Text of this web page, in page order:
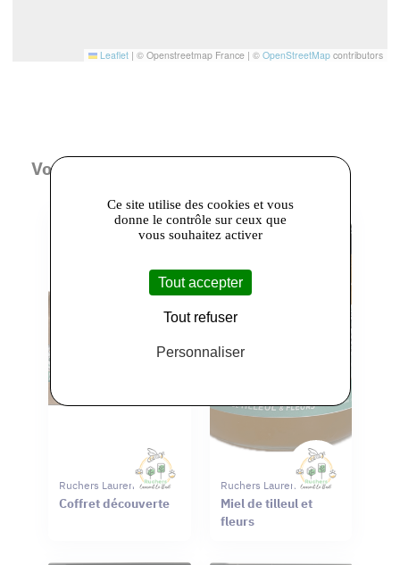
Leaflet | © Openstreetmap France | © OpenStreetMap contributors
Vous aimerez aussi
Ruchers Laurent Le Bail
Coffret découverte
Ruchers Laurent Le Bail
Miel de tilleul et
fleurs
Ce site utilise des cookies et vous
donne le contrôle sur ceux que
vous souhaitez activer
Tout accepter
Tout refuser
Personnaliser